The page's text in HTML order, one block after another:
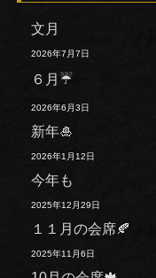
文月
2026年7月7日
６月☔
2026年6月3日
新年🎍
2026年1月12日
今年も
2025年12月29日
１１月の会席🍂
2025年11月6日